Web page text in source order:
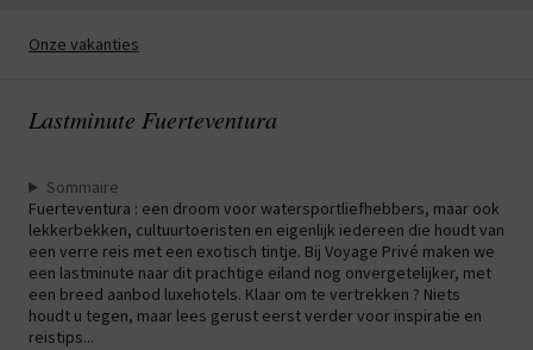
Onze vakanties
Lastminute Fuerteventura
Sommaire
Fuerteventura : een droom voor watersportliefhebbers, maar ook
lekkerbekken, cultuurtoeristen en eigenlijk iedereen die houdt van
een verre reis met een exotisch tintje. Bij Voyage Privé maken we
een lastminute naar dit prachtige eiland nog onvergetelijker, met
een breed aanbod luxehotels. Klaar om te vertrekken ? Niets
houdt u tegen, maar lees gerust eerst verder voor inspiratie en
reistips...